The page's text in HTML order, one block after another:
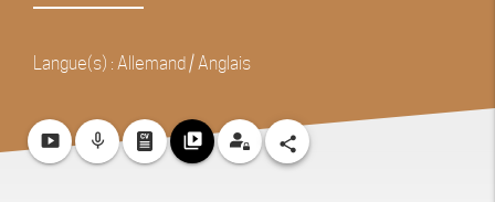
Langue(s) : Allemand / Anglais
smart_display mic_none video_library share